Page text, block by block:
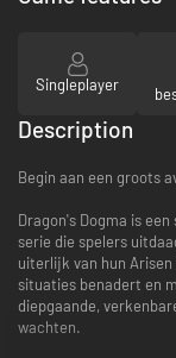
Singleplayer
Description
Begin aan een groots
Dragon's Dogma is
serie die spelers
uiterlijk van hun
situaties benadert en
diepgaande,
wachten.